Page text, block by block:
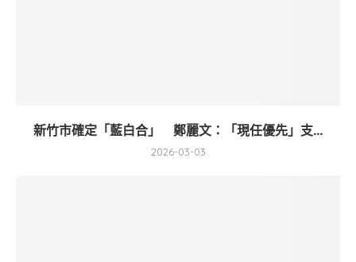
新竹市確定「藍白合」 鄭麗文：「現任優先」支...
2026-03-03